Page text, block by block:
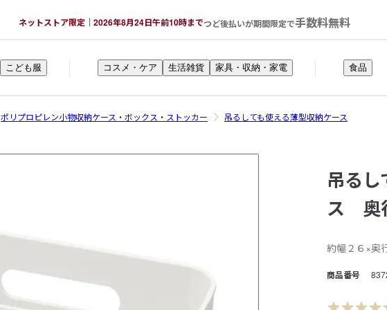
ネットストア限定｜2026年8月24日午前10時までつど後払いが期間限定で手数料無料
こども服 コスメ・ケア 生活雑貨 家具・収納・家電 食品
ポリプロピレン小物収納ケース・ボックス・ストッカー 吊るしても使える薄型収納ケース
吊る
ス 奥
約幅２６×奥
商品番号